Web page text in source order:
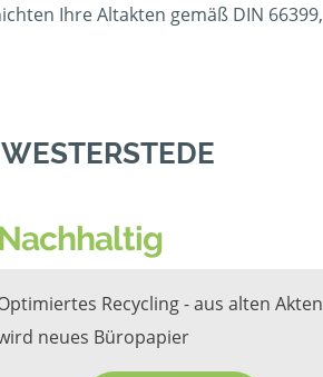
Ihre Altakten gemäß DIN 66399,
Recycling - aus alten Akten
neues Büropapier